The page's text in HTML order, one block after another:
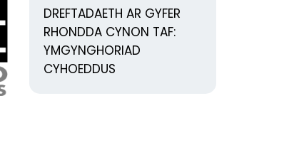
DREFTADAETH AR GYFER
RHONDDA CYNON TAF:
YMGYNGHORIAD
CYHOEDDUS